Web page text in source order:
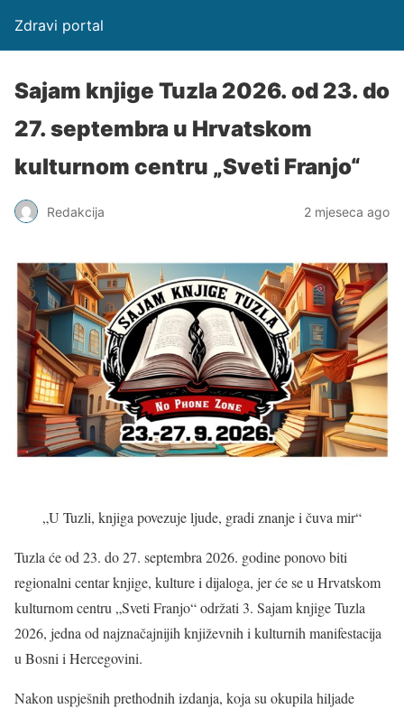
Zdravi portal
Sajam knjige Tuzla 2026. od 23. do
27. septembra u Hrvatskom
kulturnom centru „Sveti Franjo“
Redakcija 2 mjeseca ago
„U Tuzli, knjiga povezuje ljude, gradi znanje i čuva mir“
Tuzla će od 23. do 27. septembra 2026. godine ponovo biti
regionalni centar knjige, kulture i dijaloga, jer će se u Hrvatskom
kulturnom centru „Sveti Franjo“ održati 3. Sajam knjige Tuzla
2026, jedna od najznačajnijih književnih i kulturnih manifestacija
u Bosni i Hercegovini.
Nakon uspješnih prethodnih izdanja, koja su okupila hiljade